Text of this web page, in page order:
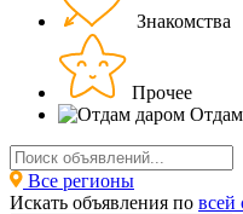
Знакомства
Прочее
Все регионы
Искать объявления по всей